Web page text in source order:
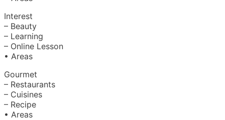
Interest
– Beauty
– Learning
– Online Lesson
• Areas
Gourmet
– Restaurants
– Cuisines
– Recipe
• Areas